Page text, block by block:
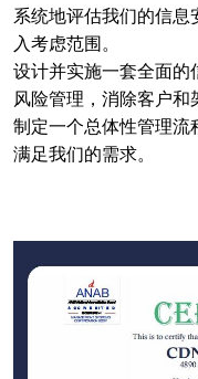
系统地评估我们的信息
入考虑范围。
设计并实施一套全面的
风险管理，消除客户和
制定一个总体性管理流
满足我们的需求。